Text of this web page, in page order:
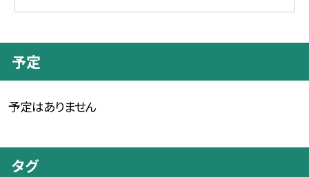
予定
予定はありません
タグ